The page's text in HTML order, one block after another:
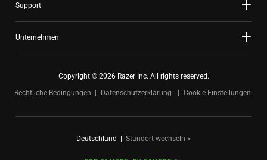
Support
Unternehmen
Copyright © 2026 Razer Inc. All rights reserved.
Rechtliche Bedingungen
Datenschutzerklärung Cookie-Einstellungen
Deutschland Standort wechseln >